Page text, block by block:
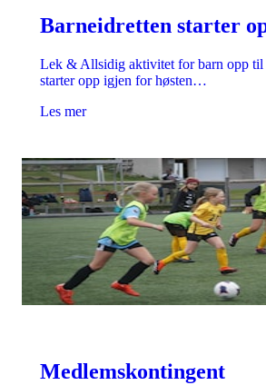
Barneidretten starter
Lek & Allsidig aktivitet for barn opp til
starter opp igjen for høsten…
Les mer
Medlemskontingent